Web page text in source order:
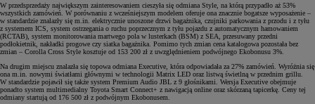
W przedsprzedaży największym zainteresowaniem cieszyła się odmiana Style, na którą przypadło aż 53%
wszystkich zamówień. W porównaniu z wcześniejszym modelem oferuje ona znacznie bogatsze wyposażenie –
w standardzie znalazły się m.in. elektrycznie unoszone drzwi bagażnika, czujniki parkowania z przodu i z tyłu
z systemem ICS, system ostrzegania o ruchu poprzecznym z tyłu pojazdu z automatycznym hamowaniem
(RCTAB), system monitorowania martwego pola w lusterkach (BSM) z SEA, przesuwany przedni
podłokietnik, nakładki progowe czy siatka bagażnika. Pomimo tych zmian cena katalogowa pozostała bez
zmian – Corolla Cross Style kosztuje od 153 200 zł z uwzględnieniem podwójnego Ekobonusu 3%.
Na drugim miejscu znalazła się topowa odmiana Executive, która odpowiadała za 27% zamówień. Wyróżnia się
ona m.in. nowymi światłami głównymi w technologii Matrix LED oraz listwą świetlną w przednim grillu.
W standardzie pojawił się także system Premium Audio JBL z 9 głośnikami. Wersja Executive obejmuje
ponadto system multimedialny Toyota Smart Connect+ z nawigacją online oraz skórzaną tapicerkę. Ceny tej
odmiany startują od 176 500 zł z podwójnym Ekobonusem.